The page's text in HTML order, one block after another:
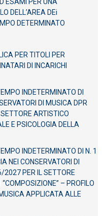
DELL’AREA DEi
DETERMINATO
PER TITOLI PER
DI INCARICHI
INDETERMINATO DI
DI MUSICA DPR
ARTISTICO
E PSICOLOGIA DELLA
INDETERMINATO DI N. 1
NEI CONSERVATORI DI
PER IL SETTORE
– PROFILO
APPLICATA ALLE